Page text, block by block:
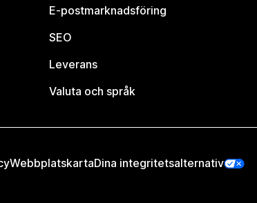
E-postmarknadsföring
SEO
Leverans
Valuta och språk
WebbplatskartaDina integritetsalternativ